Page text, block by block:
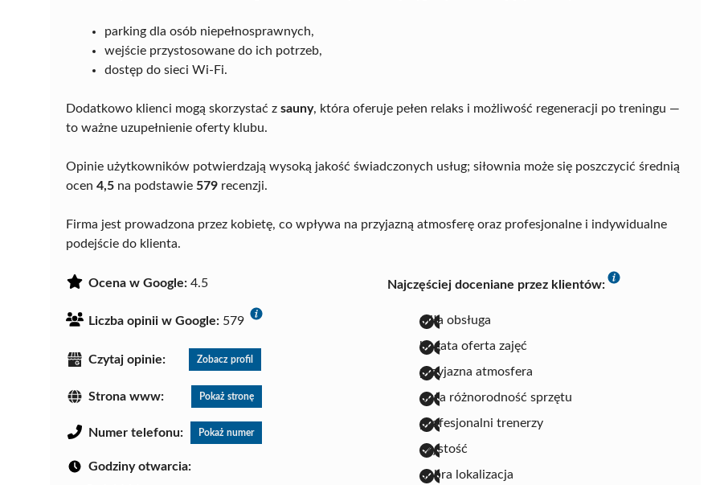
parking dla osób niepełnosprawnych,
wejście przystosowane do ich potrzeb,
dostęp do sieci Wi-Fi.
Dodatkowo klienci mogą skorzystać z sauny, która oferuje pełen relaks i możliwość regeneracji po treningu —
to ważne uzupełnienie oferty klubu.
Opinie użytkowników potwierdzają wysoką jakość świadczonych usług; siłownia może się poszczycić średnią
ocen 4,5 na podstawie 579 recenzji.
Firma jest prowadzona przez kobietę, co wpływa na przyjazną atmosferę oraz profesjonalne i indywidualne
podejście do klienta.
Ocena w Google: 4.5
Liczba opinii w Google: 579
Czytaj opinie: Zobacz profil
Strona www: Pokaż stronę
Numer telefonu: Pokaż numer
Godziny otwarcia:
Najczęściej doceniane przez klientów:
miła obsługa
bogata oferta zajęć
przyjazna atmosfera
duża różnorodność sprzętu
profesjonalni trenerzy
czystość
dobra lokalizacja